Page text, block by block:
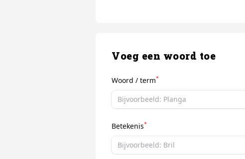
Voeg een woord toe
Woord / term*
Betekenis*